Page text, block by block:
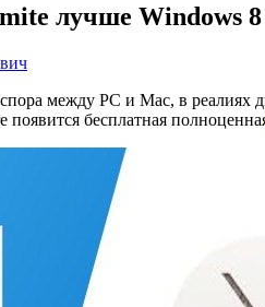
лучше Windows 8
между PC и Mac, в
появится бесплатная